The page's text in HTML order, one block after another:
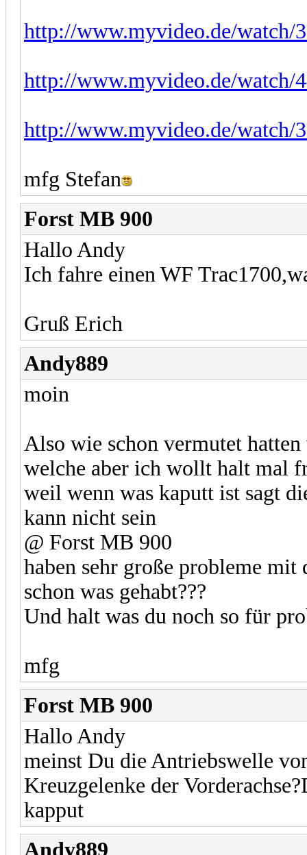
http://www.myvideo.de/watch/
http://www.myvideo.de/watch/
http://www.myvideo.de/watch/
mfg Stefan
Forst MB 900
Hallo Andy
Ich fahre einen WF
Gruß Erich
Andy889
moin
Also wie schon vermutet
welche aber ich wollt halt mal
weil wenn was kaputt ist sagt
kann nicht sein
@ Forst MB 900
haben sehr große probleme
schon was gehabt???
Und halt was du noch so für
mfg
Forst MB 900
Hallo Andy
meinst Du die Antriebswelle
Kreuzgelenke der
kapput
Andy889